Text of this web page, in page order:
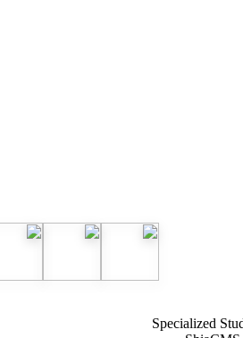
Specialized